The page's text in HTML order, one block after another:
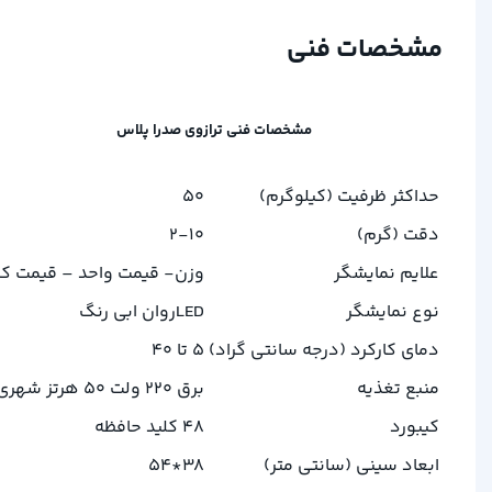
مشخصات فنی
مشخصات فنی ترازوی صدرا پلاس
حداکثر ظرفیت (کیلوگرم)
50
دقت (گرم)
2-10
علایم نمایشگر
وزن- قیمت واحد – قیمت
نوع نمایشگر
LEDروان ابی رنگ
دمای کارکرد (درجه سانتی گراد) 5 تا 40
منبع تغذیه
برق 220 ولت 50 هرتز شهری
کیبورد
48 کلید حافظه
ابعاد سینی (سانتی متر)
38*54